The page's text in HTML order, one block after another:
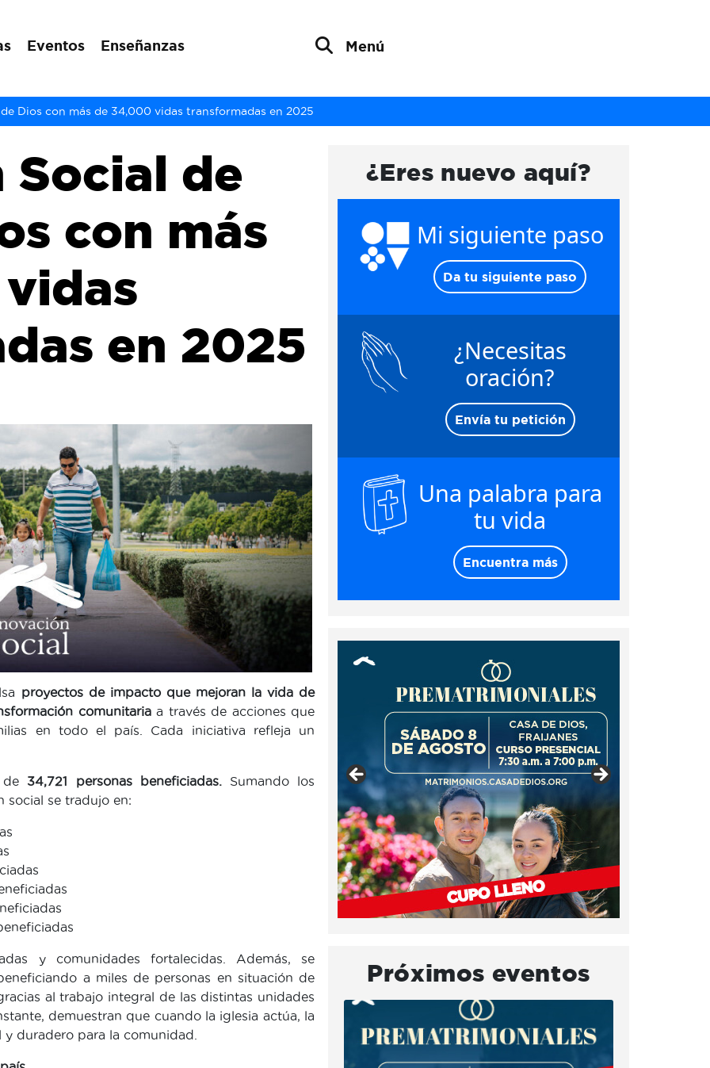
Eventos
Enseñanzas
Menú
Dios con más de 34,000 vidas transformadas en 2025
Social de
con más
en 2025
proyectos de impacto que mejoran la vida de
comunitariaa través de acciones que
en todo el país. Cada iniciativa refleja un
de 34,721 personas beneficiadas.Sumando los
social se tradujo en:
y comunidades fortalecidas. Además, se
a miles de personas en situación de
al trabajo integral de las distintas unidades
demuestran que cuando la iglesia actúa, la
duradero para la comunidad.
¿Eres nuevo aquí?
Mi siguiente paso
Da tu siguiente paso
¿Necesitas
oración?
Envía tu petición
Una palabra para
tu vida
Encuentra más
Próximos eventos